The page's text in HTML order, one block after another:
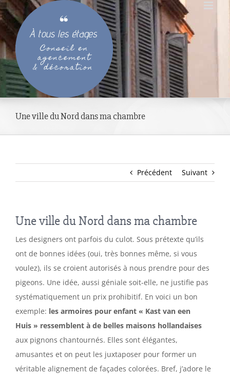
Passer
au
contenu
Une ville du Nord dans ma chambre
Précédent Suivant
Une ville du Nord dans ma chambre
Les designers ont parfois du culot. Sous prétexte qu’ils
ont de bonnes idées (oui, très bonnes même, si vous
voulez), ils se croient autorisés à nous prendre pour des
pigeons. Une idée, aussi géniale soit-elle, ne justifie pas
systématiquement un prix prohibitif. En voici un bon
exemple: les armoires pour enfant « Kast van een
Huis » ressemblent à de belles maisons hollandaises
aux pignons chantournés. Elles sont élégantes,
amusantes et on peut les juxtaposer pour former un
véritable alignement de façades colorées. Bref, j’adore le